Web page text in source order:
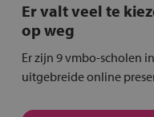
Er valt veel te
op weg
Er zijn 9 vmbo-scholen
uitgebreide online